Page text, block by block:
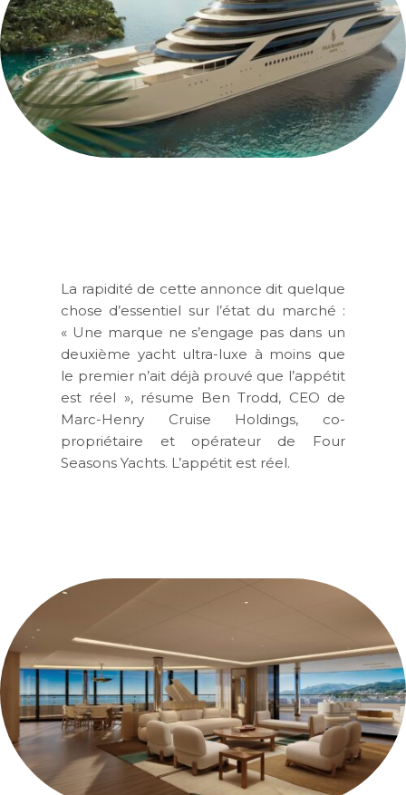
La rapidité de cette annonce dit quelque
chose d’essentiel sur l’état du marché :
« Une marque ne s’engage pas dans un
deuxième yacht ultra-luxe à moins que
le premier n’ait déjà prouvé que l’appétit
est réel », résume Ben Trodd, CEO de
Marc-Henry Cruise Holdings, co-
propriétaire et opérateur de Four
Seasons Yachts. L’appétit est réel.